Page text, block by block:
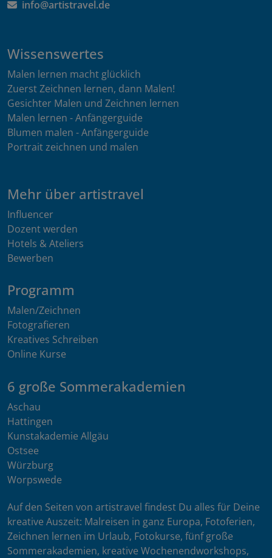
info@artistravel.de
Wissenswertes
Malen lernen macht glücklich
Zuerst Zeichnen lernen, dann Malen!
Gesichter Malen und Zeichnen lernen
Malen lernen - Anfängerguide
Blumen malen - Anfängerguide
Portrait zeichnen und malen
Mehr über artistravel
Influencer
Dozent werden
Hotels & Ateliers
Bewerben
Programm
Malen/Zeichnen
Fotografieren
Kreatives Schreiben
Online Kurse
6 große Sommerakademien
Aschau
Hattingen
Kunstakademie Allgäu
Ostsee
Würzburg
Worpswede
Auf den Seiten von artistravel findest Du alles für Deine
kreative Auszeit: Malreisen in ganz Europa, Fotoferien,
Zeichnen lernen im Urlaub, Fotokurse, fünf große
Sommerakademien, kreative Wochenendworkshops,